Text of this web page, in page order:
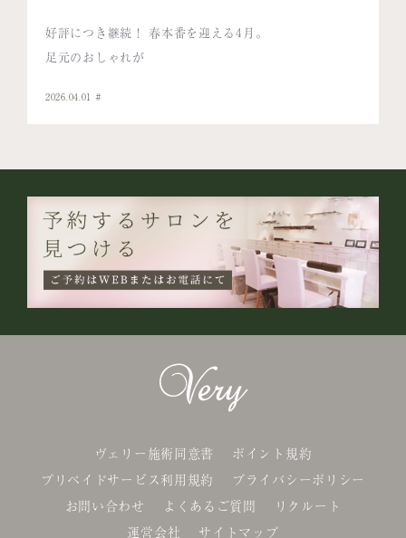
好評につき継続！ 春本番を迎える4月。
足元のおしゃれが
2026.04.01
ヴェリー施術同意書
ポイント規約
プリペイドサービス利用規約
プライバシーポリシー
お問い合わせ
よくあるご質問
リクルート
運営会社
サイトマップ